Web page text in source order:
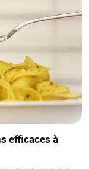
efficaces à